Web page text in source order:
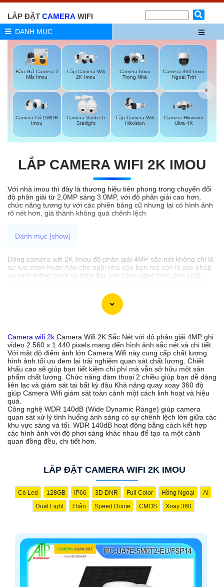
LẮP ĐẶT CAMERA WIFI
DANH MỤC
Báo Giá Camera 2
Mắt Imou
Lắp Camera Wifi
2K Imou
Camera Imou
Trong Nhà
Camera 360 Imou
Ngoài Trời
Camera Có DWDR
Imou
Camera Vantech
Starlight
Lắp Camera Wifi
Hikvision
Camera Hikvision
Ultra 4K
LẮP CAMERA WIFI 2K IMOU
Với nhà imou thì đây là thương hiệu tiên phong trong chuyển đổi
độ phân giải từ 2.0MP sáng 3.0MP, với độ phân giải cao hơn,
chức năng tương tự với các phiên bảng cũ nhưng lại có hình ảnh
rõ nét hơn, giá thành không quá chênh lệch
Dòng camera wifi 2K Imou độ phân giải 4MP sắc nét không chỉ là
sự lựa chọn hoàn hảo cho ngôi nhà của bạn mà còn là giải pháp
an ninh thông minh và hiện đại. Với công nghệ hình ảnh chất
hợp giúp bạn có thể giao tiếp dễ dàng với người ở nhà mọi lúc
mọi nơi. 🦉 Nét cần nghĩ đến của camera wifi độ phân giải 2k tính
năng báo động chống trộm giúp bảo vệ tài sản và ngôi nhà của
'
Camera wifi 2k Camera Wifi 2K Sắc Nét với độ phân giải 4MP ghi
video 2.560 x 1.440 pixels mang đến hình ảnh sắc nét và chi tiết.
Với mật độ điểm ảnh lớn Camera Wifi này cung cấp chất lượng
hình ảnh tối ưu đem lại trải nghiệm quan sát chất lượng. Chiết
khấu cao sẽ giúp bạn tiết kiệm chi phí mà vẫn sở hữu một sản
phẩm chất lượng. Chức năng đàm thoại 2 chiều giúp bạn dễ dàng
liên lạc và giám sát tại bất kỳ đâu Khả năng quay xoay 360 độ
giúp Camera Wifi giám sát toàn cảnh một cách linh hoạt và hiệu
quả.
Công nghệ WDR 140dB (Wide Dynamic Range) giúp camera
quan sát xử lý tình huống ánh sáng có sự chênh lệch lớn giữa các
khu vực sáng và tối. WDR 140dB hoạt động bằng cách kết hợp
các hình ảnh với độ phơi sáng khác nhau để tạo ra một cảnh
quan đồng đều, chi tiết hơn.
LẮP ĐẶT CAMERA WIFI 2K IMOU
Có Led 128GB IP66 3D DNR Full Color Hồng Ngoại
AI
Dual Light
Thân Speed Dome CMOS Xoay 360